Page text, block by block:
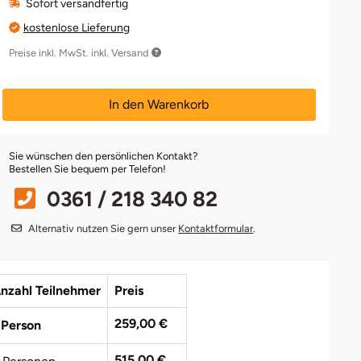
Sofort versandfertig
kostenlose Lieferung
Preise inkl. MwSt. inkl. Versand
In den Warenkorb
Sie wünschen den persönlichen Kontakt?
Bestellen Sie bequem per Telefon!
0361 / 218 340 82
Alternativ nutzen Sie gern unser Kontaktformular.
Teilnehmer Preis
259,00 €